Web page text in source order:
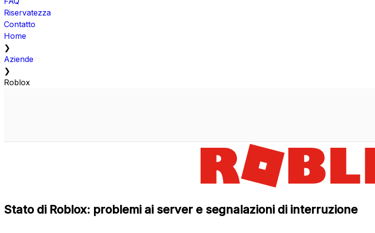
Riservatezza
Contatto
Home
❯
Aziende
❯
Roblox
Stato di Roblox: problemi ai server e segnalazioni di interruzione